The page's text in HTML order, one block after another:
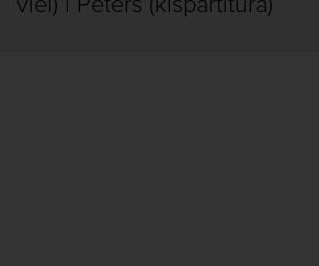
viel) | Peters (kispartitúra)